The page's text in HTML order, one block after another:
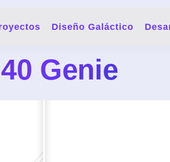
Diseño Galáctico
Genie